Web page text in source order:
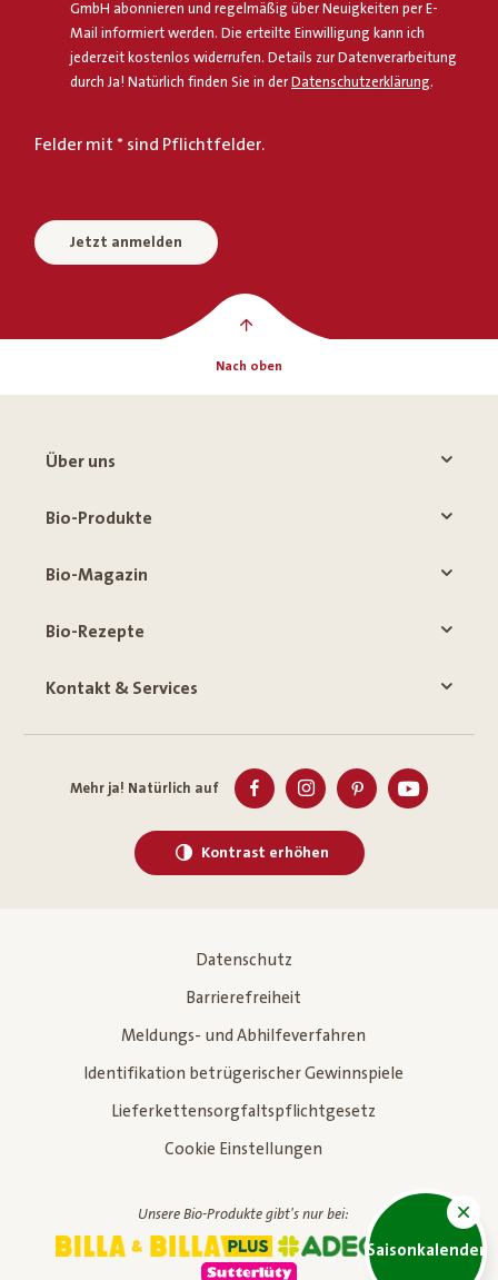
Saisonkalender
GmbH abonnieren und regelmäßig über Neuigkeiten per E-
Mail informiert werden. Die erteilte Einwilligung kann ich
jederzeit kostenlos widerrufen. Details zur Datenverarbeitung
durch Ja! Natürlich finden Sie in der Datenschutzerklärung.
Felder mit * sind Pflichtfelder.
Jetzt anmelden
Nach oben
Über uns
Bio-Produkte
Bio-Magazin
Bio-Rezepte
Kontakt & Services
Mehr ja! Natürlich auf
Kontrast erhöhen
Datenschutz
Barrierefreiheit
Meldungs- und Abhilfeverfahren
Identifikation betrügerischer Gewinnspiele
Lieferkettensorgfaltspflichtgesetz
Cookie Einstellungen
Unsere Bio-Produkte gibt's nur bei: